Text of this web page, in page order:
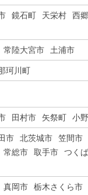
鏡石町 天栄村 西
常陸大宮市 土浦市
珂川町
田村市 矢祭町 小
市 北茨城市 笠間市
常総市 取手市 つく
真岡市 栃木さくら市